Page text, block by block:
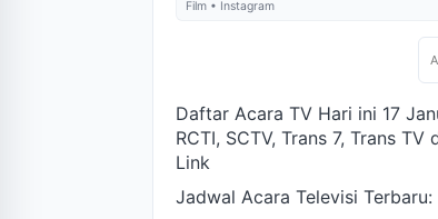
Film • Instagram
A
Daftar Acara TV Hari ini 17
RCTI, SCTV, Trans 7, Trans
Link
Jadwal Acara Televisi